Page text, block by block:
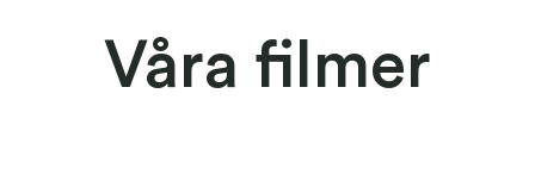
Våra filmer